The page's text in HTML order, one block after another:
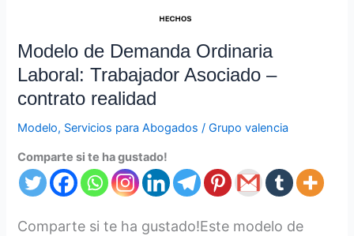
Modelo de Demanda Ordinaria
Laboral: Trabajador Asociado –
contrato realidad
Modelo, Servicios para Abogados /Grupo valencia
Comparte si te ha gustado!
Comparte si te ha gustado!Este modelo de